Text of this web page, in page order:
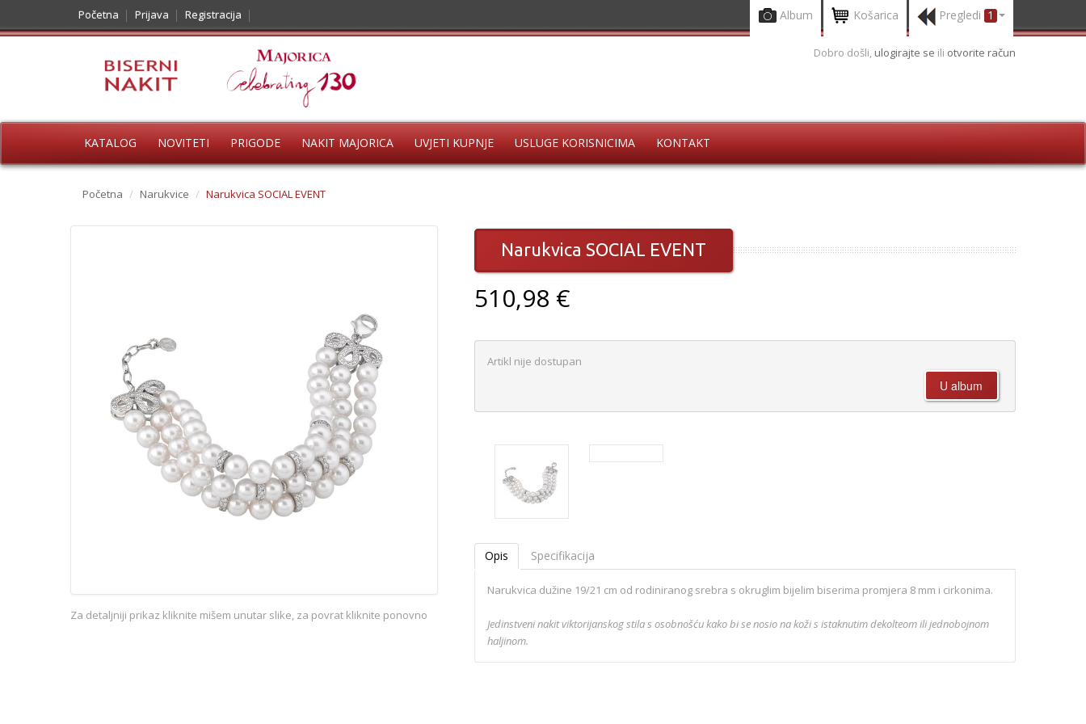
Početna Prijava Registracija Album Košarica Pregledi 1
Dobro došli, ulogirajte se ili otvorite račun
KATALOG NOVITETI PRIGODE NAKIT MAJORICA UVJETI KUPNJE USLUGE KORISNICIMA KONTAKT
Početna / Narukvice / Narukvica SOCIAL EVENT
Za detaljniji prikaz kliknite mišem unutar slike, za povrat kliknite ponovno
Narukvica SOCIAL EVENT
510,98 €
Artikl nije dostupan
Opis Specifikacija
Narukvica dužine 19/21 cm od rodiniranog srebra s okruglim bijelim biserima promjera 8 mm i cirkonima.
Jedinstveni nakit viktorijanskog stila s osobnošću kako bi se nosio na koži s istaknutim dekolteom ili jednobojnom
haljinom.